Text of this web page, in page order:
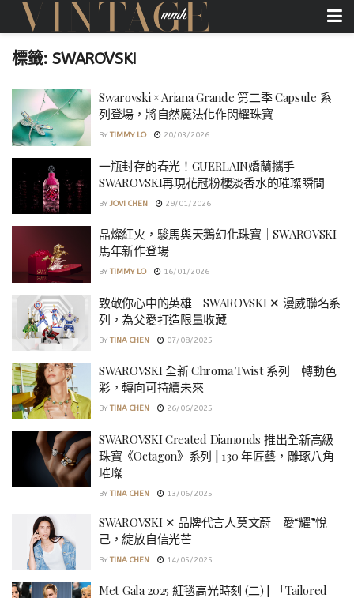
標籤:SWAROVSKI
Swarovski × Ariana Grande 第二季 Capsule 系
列登場，將自然魔法化作閃耀珠寶
BY TIMMY LO 20/03/2026
一瓶封存的春光！GUERLAIN嬌蘭攜手
SWAROVSKI再現花冠粉櫻淡香水的璀璨瞬間
BY JOVI CHEN 29/01/2026
晶燦紅火，駿馬與天鵝幻化珠寶｜SWAROVSKI
馬年新作登場
BY TIMMY LO 16/01/2026
致敬你心中的英雄｜SWAROVSKI ✕ 漫威聯名系
列，為父愛打造限量收藏
BY TINA CHEN 07/08/2025
SWAROVSKI 全新 Chroma Twist 系列｜轉動色
彩，轉向可持續未來
BY TINA CHEN 26/06/2025
SWAROVSKI Created Diamonds 推出全新高級
珠寶《Octagon》系列 | 130 年匠藝，雕琢八角
璀璨
BY TINA CHEN 13/06/2025
SWAROVSKI ✕ 品牌代言人莫文蔚｜愛“耀”悅
己，綻放自信光芒
BY TINA CHEN 14/05/2025
Met Gala 2025 紅毯高光時刻 (二) | 「Tailored